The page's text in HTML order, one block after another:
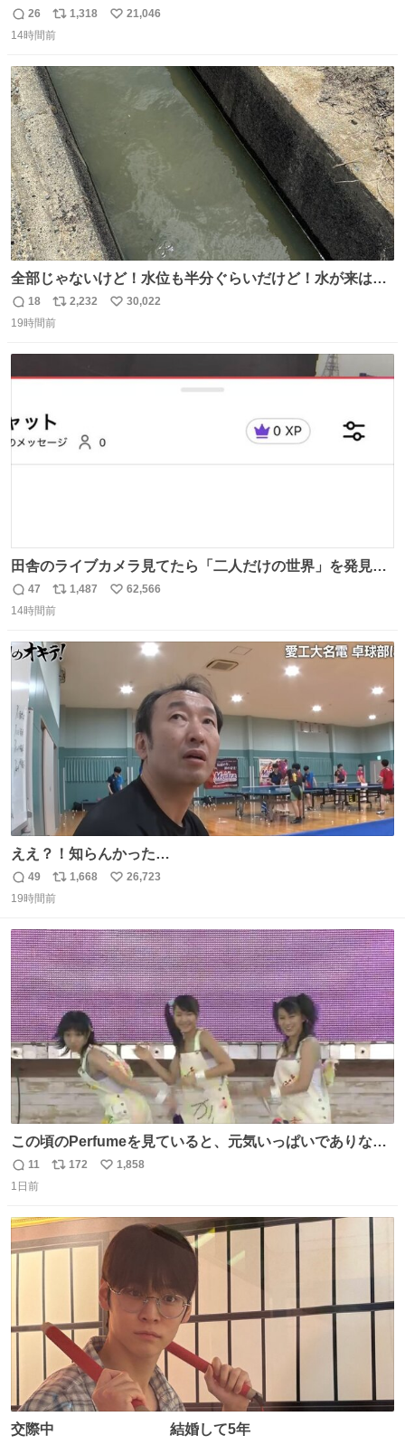
返
信
26
リ
ポ
ト
数
1,318
い
21,046
14時間前
全部じゃないけど！水位も半分ぐらいだけど！水が来はじ
めたよ！！！ 作業してくれた方々ありがとーーー
ー！！！！！！！！！！！！！！！！！！！！！！！！！
返
信
18
リ
ポ
2,232
い
30,022
19時間前
田舎のライブカメラ見てたら「二人だけの世界」を発見し
た
返
信
47
リ
ポ
ト
数
1,487
い
62,566
14時間前
ええ？！知らんかった…
返
信
49
リ
ポ
ト
数
1,668
い
数
26,723
19時間前
この頃のPerfumeを見ていると、元気いっぱいでありなが
ら決して感情に任せすぎることなく、しっかりと制御され
たダンスであることに新鮮に驚く。3人のあげた足の向き
こから積み重ねてきた努力や練習量が見て取れる…
返
信
11
リ
数
172
い
数
1,858
1日前
交際中 結婚して5年